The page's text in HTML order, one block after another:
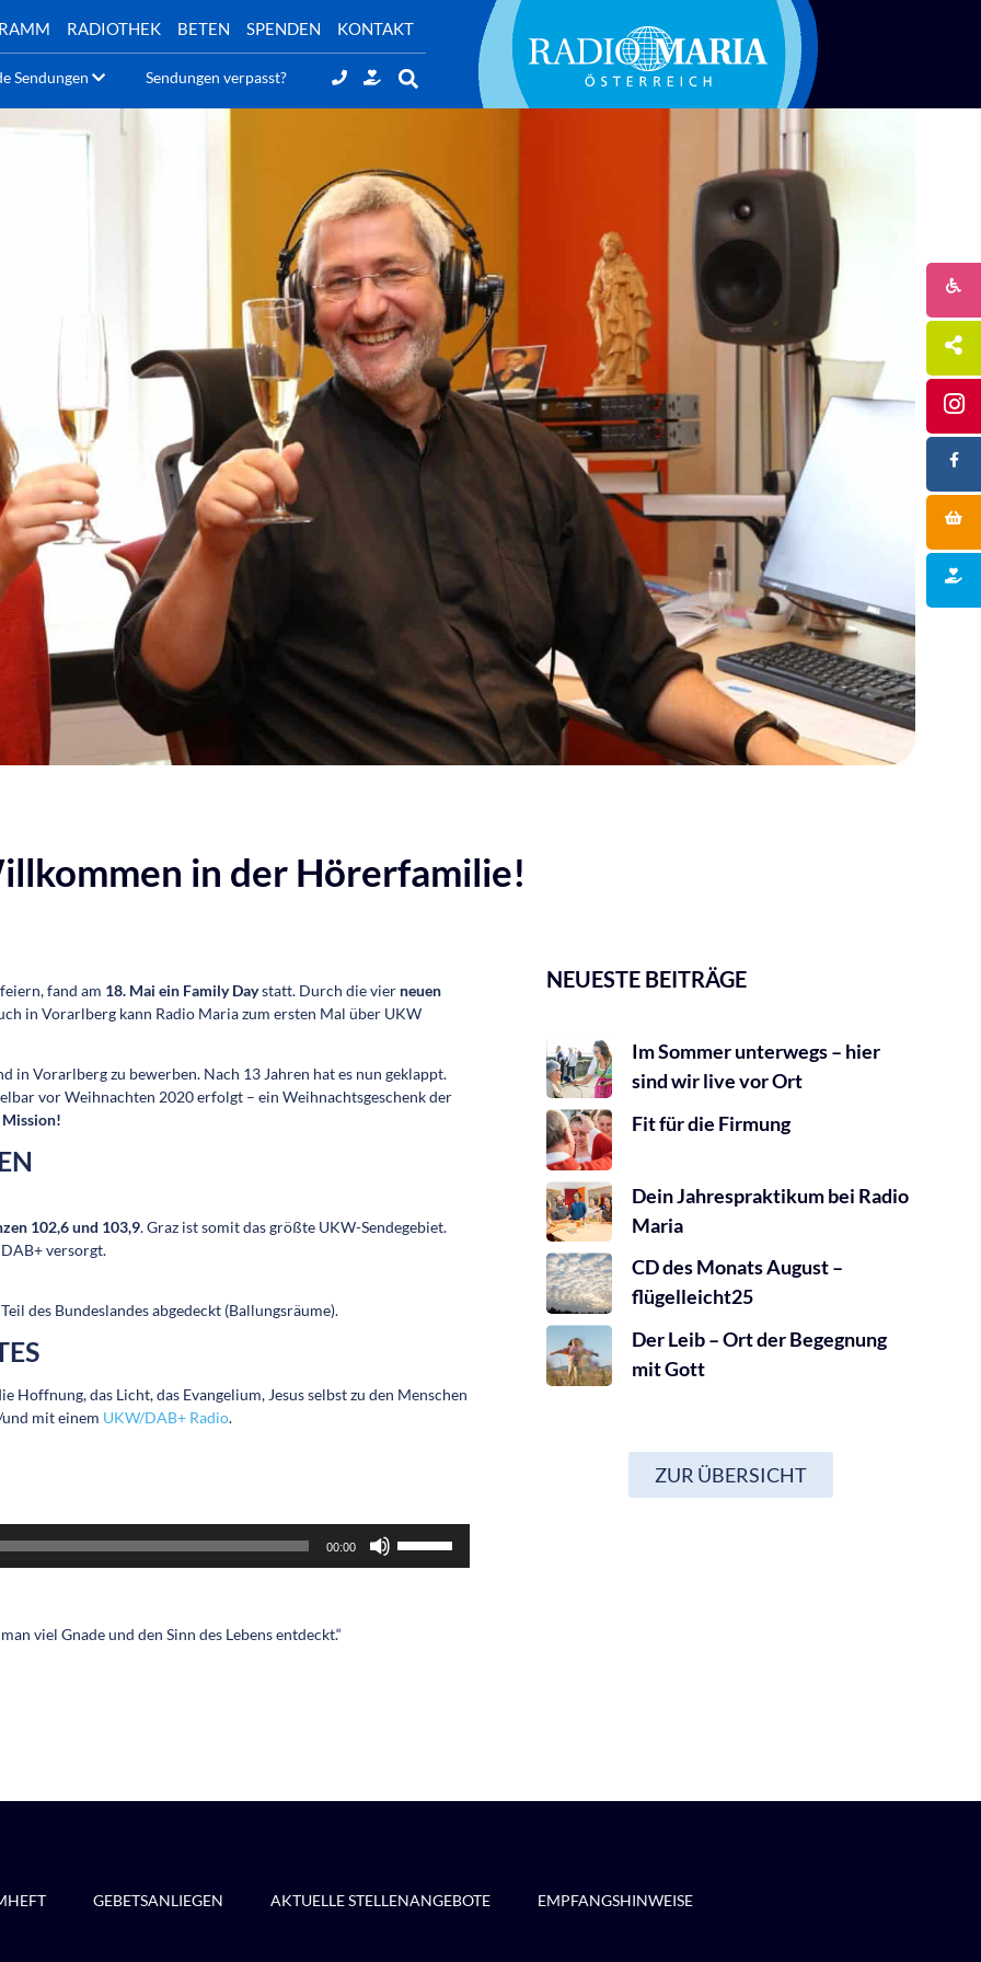
RADIOTHEK BETEN SPENDEN KONTAKT
Sendungen Sendungen verpasst?
in der Hörerfamilie!
fand am 18. Mai ein Family Daystatt. Durch die vier neuen
in Vorarlberg kann Radio Maria zum ersten Mal über UKW
in Vorarlberg zu bewerben. Nach 13 Jahren hat es nun geklappt.
vor Weihnachten 2020 erfolgt – ein Weihnachtsgeschenk der
102,6 und 103,9. Graz ist somit das größte UKW-Sendegebiet.
versorgt.
des Bundeslandes abgedeckt (Ballungsräume).
das Licht, das Evangelium, Jesus selbst zu den Menschen
mit einem UKW/DAB+ Radio.
00:00
Hoch/Runter
viel Gnade und den Sinn des Lebens entdeckt.“
NEUESTE BEITRÄGE
Im Sommer unterwegs – hier
sind wir live vor Ort
Fit für die Firmung
Dein Jahrespraktikum bei Radio
Maria
CD des Monats August –
flügelleicht25
Der Leib – Ort der Begegnung
mit Gott
ZUR ÜBERSICHT
GEBETSANLIEGEN AKTUELLE STELLENANGEBOTE EMPFANGSHINWEISE